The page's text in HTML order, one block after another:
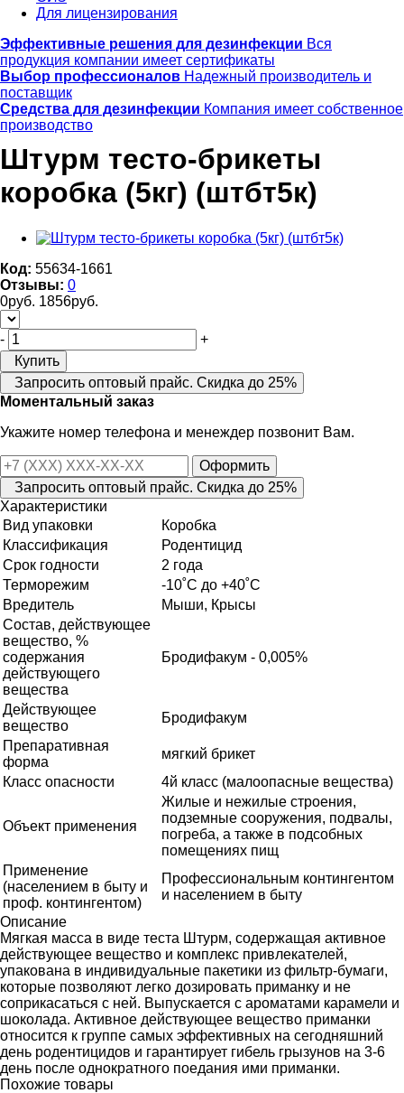
Для лицензирования
Эффективные решения для дезинфекции Вся
продукция компании имеет сертификаты
Выбор профессионалов Надежный производитель и
поставщик
Средства для дезинфекции Компания имеет собственное
производство
Штурм тесто-брикеты
коробка (5кг) (штбт5к)
Код: 55634-1661
Отзывы: 0
0руб. 1856руб.
-
+
Купить
Запросить оптовый прайс. Скидка до 25%
Моментальный заказ
Укажите номер телефона и менеждер позвонит Вам.
Оформить
Запросить оптовый прайс. Скидка до 25%
Характеристики
Вид упаковки
Коробка
Классификация
Родентицид
Срок годности
2 года
Терморежим
-10˚С до +40˚С
Вредитель
Мыши, Крысы
Состав, действующее
вещество, %
содержания
действующего
вещества
Бродифакум - 0,005%
Действующее
вещество
Бродифакум
Препаративная
форма
мягкий брикет
Класс опасности
4й класс (малоопасные вещества)
Объект применения
Жилые и нежилые строения,
подземные сооружения, подвалы,
погреба, а также в подсобных
помещениях пищ
Применение
(населением в быту и
проф. контингентом)
Профессиональным контингентом
и населением в быту
Описание
Мягкая масса в виде теста Штурм, содержащая активное
действующее вещество и комплекс привлекателей,
упакована в индивидуальные пакетики из фильтр-бумаги,
которые позволяют легко дозировать приманку и не
соприкасаться с ней. Выпускается с ароматами карамели и
шоколада. Активное действующее вещество приманки
относится к группе самых эффективных на сегодняшний
день родентицидов и гарантирует гибель грызунов на 3-6
день после однократного поедания ими приманки.
Похожие товары